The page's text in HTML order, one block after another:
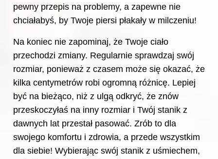
pewny przepis na problemy, a zapewne nie
chciałabyś, by Twoje piersi płakały w milczeniu!
Na koniec nie zapominaj, że Twoje ciało
przechodzi zmiany. Regularnie sprawdzaj swój
rozmiar, ponieważ z czasem może się okazać, że
kilka centymetrów robi ogromną różnicę. Lepiej
być na bieżąco, niż z ulgą odkryć, że znów
przeskoczyłaś na inny rozmiar i Twój stanik z
dawnych lat przestał pasować. Zrób to dla
swojego komfortu i zdrowia, a przede wszystkim
dla siebie! Wybierając swój stanik z uśmiechem,